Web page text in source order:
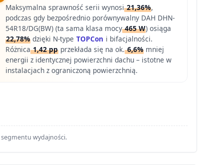
Maksymalna sprawność serii wynosi21,36%,
podczas gdy bezpośrednio porównywalny DAH DHN-
54R18/DG(BW) (ta sama klasa mocy465 W) osiąga
22,78% dzięki N-type TOPCon i bifacjalności.
Różnica1,42 pp przekłada się na ok.6,6% mniej
energii z identycznej powierzchni dachu – istotne w
instalacjach z ograniczoną powierzchnią.
wydajności.